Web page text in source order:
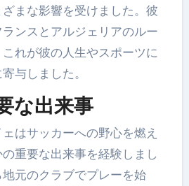
まな影響を受けました。彼
ンスとアルジェリアのルー
れが彼の人生やスポーツに
与しました。
な出来事
はサッカーへの野心を燃え
重要な出来事を経験しまし
元のクラブでプレーを始